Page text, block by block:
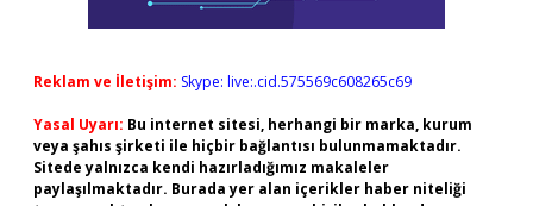
Reklam ve İletişim: Skype: live:.cid.575569c608265c69
Yasal Uyarı: Bu internet sitesi, herhangi bir marka, kurum
veya şahıs şirketi ile hiçbir bağlantısı bulunmamaktadır.
Sitede yalnızca kendi hazırladığımız makaleler
paylaşılmaktadır. Burada yer alan içerikler haber niteliği